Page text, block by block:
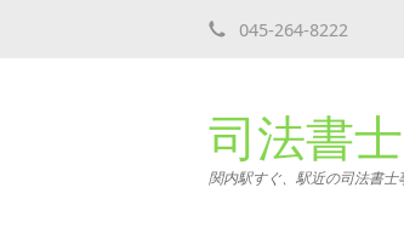
045-264-8222
司法書士
関内駅すぐ、駅近の司法書